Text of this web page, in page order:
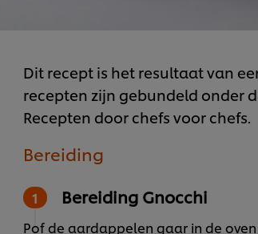
Dit recept is het resultaat van
recepten zijn gebundeld onder
Recepten door chefs voor chefs.
Bereiding
Bereiding Gnocchi
Pof de aardappelen gaar in de